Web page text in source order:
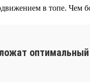
в топе. Чем